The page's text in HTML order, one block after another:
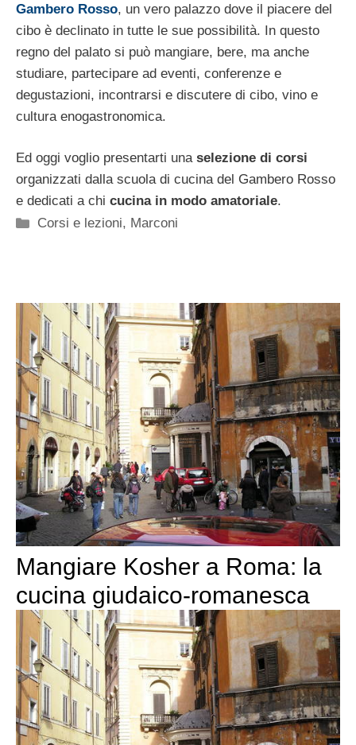
Gambero Rosso, un vero palazzo dove il piacere del
cibo è declinato in tutte le sue possibilità. In questo
regno del palato si può mangiare, bere, ma anche
studiare, partecipare ad eventi, conferenze e
degustazioni, incontrarsi e discutere di cibo, vino e
cultura enogastronomica.
Ed oggi voglio presentarti una selezione di corsi
organizzati dalla scuola di cucina del Gambero Rosso
e dedicati a chi cucina in modo amatoriale.
Categorie
Corsi e lezioni, Marconi
Mangiare Kosher a Roma: la
cucina giudaico-romanesca